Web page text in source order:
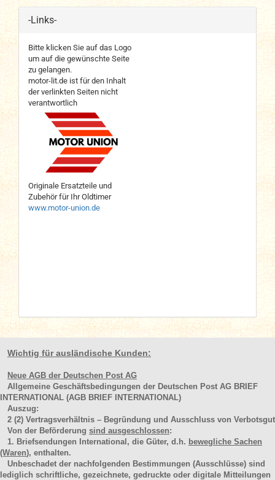
-Links-
Bitte klicken Sie auf das Logo
um auf die gewünschte Seite
zu gelangen.
motor-lit.de ist für den Inhalt
der verlinkten Seiten nicht
verantwortlich
Originale Ersatzteile und
Zubehör für Ihr Oldtimer
www.motor-union.de
Wichtig für ausländische Kunden:
Neue AGB der Deutschen Post AG
Allgemeine Geschäftsbedingungen der Deutschen Post AG BRIEF
INTERNATIONAL (AGB BRIEF INTERNATIONAL)
Auszug:
2 (2) Vertragsverhältnis – Begründung und Ausschluss von Verbotsgut
Von der Beförderung sind ausgeschlossen:
1. Briefsendungen International, die Güter, d.h. bewegliche Sachen
(Waren), enthalten.
Unbeschadet der nachfolgenden Bestimmungen (Ausschlüsse) sind
lediglich schriftliche, gezeichnete, gedruckte oder digitale Mitteilungen